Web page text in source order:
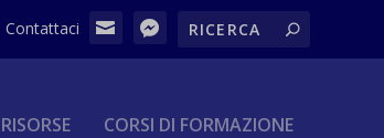
RISORSE CORSI DI FORMAZIONE